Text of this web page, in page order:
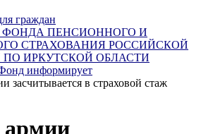
граждан
ФОНДА ПЕНСИОННОГО И
СТРАХОВАНИЯ РОССИЙСКОЙ
ПО ИРКУТСКОЙ ОБЛАСТИ
информирует
засчитывается в страховой стаж